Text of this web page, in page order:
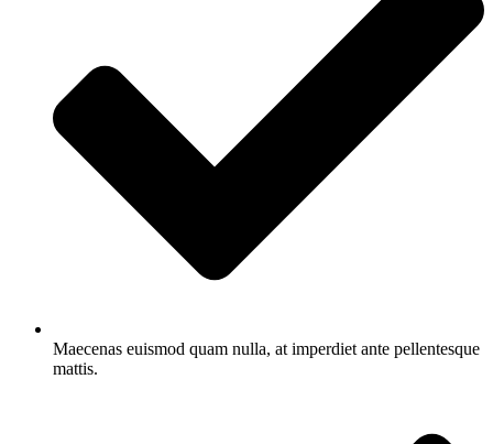
Maecenas euismod quam nulla, at imperdiet ante pellentesque
mattis.